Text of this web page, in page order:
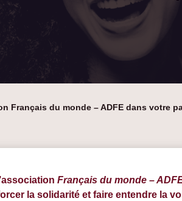
Français du monde – ADFE dans votre
Français du monde –
la solidarité et faire entendre la